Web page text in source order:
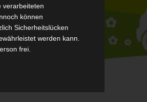
verarbeiteten
können
Sicherheitslücken
werden kann.
frei,
beispielsweise